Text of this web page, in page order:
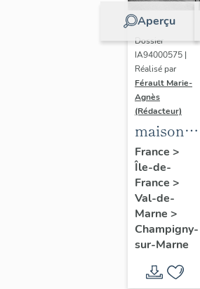
Aperçu
Dossier
IA94000575 |
Réalisé par
Férault Marie-
Agnès
(Rédacteur)
maisons,
immeubles
France >
Île-de-
France >
Val-de-
Marne >
Champigny-
sur-Marne